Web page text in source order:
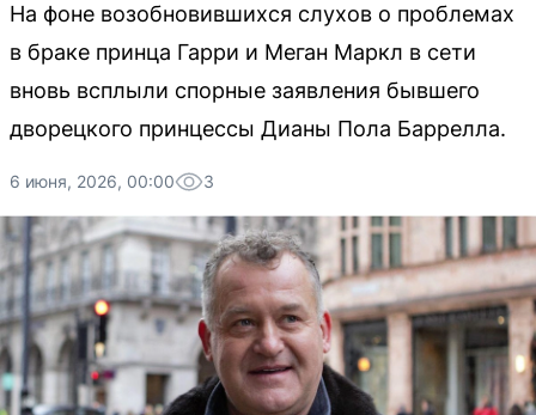
На фоне возобновившихся слухов о проблемах
в браке принца Гарри и Меган Маркл в сети
вновь всплыли спорные заявления бывшего
дворецкого принцессы Дианы Пола Баррелла.
6 июня, 2026, 00:00 3